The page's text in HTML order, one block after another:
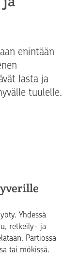
enintään
lasta ja
tuulelle.
Yhdessä
retkeily- ja
Partiossa
tai mökissä.